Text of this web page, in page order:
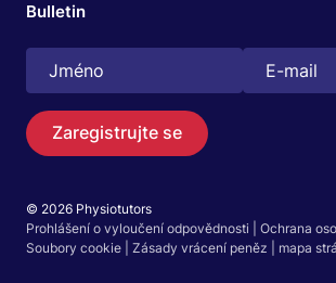
Hledat
Bulletin
Zaregistrujte se
© 2026 Physiotutors
Prohlášení o vyloučení odpovědnosti
Ochrana
Soubory cookie
Zásady vrácení peněz mapa